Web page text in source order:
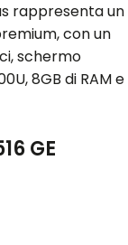
rappresenta un
con un
schermo
8GB di RAM e
GE